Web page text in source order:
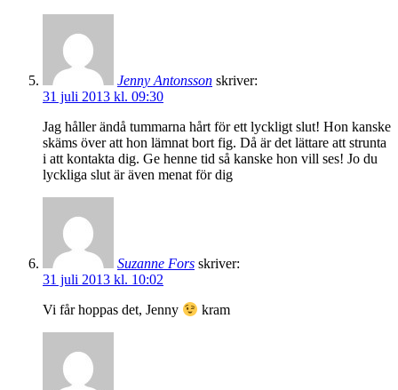
Jenny Antonsson skriver:
31 juli 2013 kl. 09:30
Jag håller ändå tummarna hårt för ett lyckligt slut! Hon kanske
skäms över att hon lämnat bort fig. Då är det lättare att strunta
i att kontakta dig. Ge henne tid så kanske hon vill ses! Jo du
lyckliga slut är även menat för dig
Suzanne Fors skriver:
31 juli 2013 kl. 10:02
Vi får hoppas det, Jenny kram